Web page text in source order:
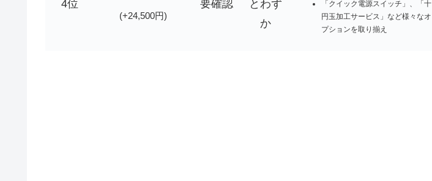
4位
(+24,500円)
要確認
とわず
か
「クイック電源スイッチ」、「十
円玉加工サービス」など様々なオ
プションを取り揃え